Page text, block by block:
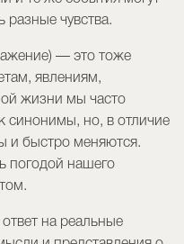
разные чувства.
— это тоже
явлениям,
жизни мы часто
синонимы, но, в отличие
и быстро меняются.
погодой нашего
на реальные